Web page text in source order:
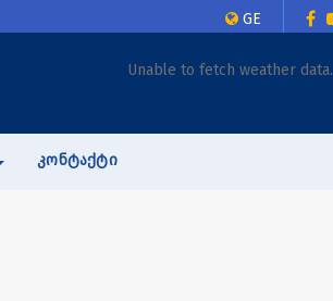
GE
Unable to fetch weather data.
ᲙᲝᲜᲢᲐᲥᲢᲘ